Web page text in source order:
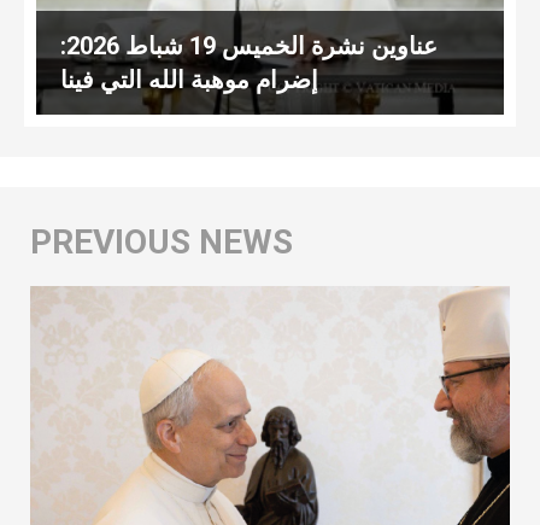
عناوين نشرة الخميس 19 شباط 2026:
إضرام موهبة الله التي فينا